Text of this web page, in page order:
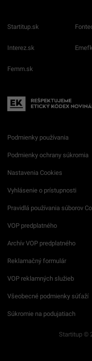
Startitup.sk
Interez.sk
Femm.sk
Podmienky používania
Podmienky ochrany súkromia
Nastavenia Cookies
Vyhlásenie o prístupnosti
Pravidlá používania súborov
VOP predplatného
Archív VOP predplatného
Reklamačný formulár
VOP reklamných služieb
Všeobecné podmienky súťaží
Súkromie na podujatiach
Startitup ©